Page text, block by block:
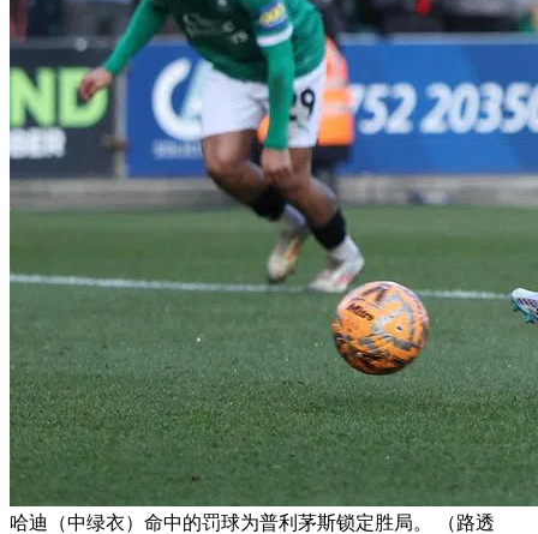
哈迪（中绿衣）命中的罚球为普利茅斯锁定胜局。 （路透